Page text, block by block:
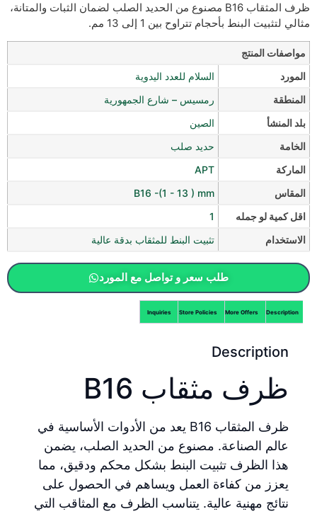
ظرف المثقاب B16 مصنوع من الحديد الصلب لضمان الثبات والمتانة،
مثالي لتثبيت البنط بأحجام تتراوح بين 1 إلى 13 مم.
طلب سعر و تواصل مع المورد
مواصفات المنتج
المورد
السلام للعدد اليدوية
المنطقة
رمسيس – شارع الجمهورية
بلد المنشأ
الصين
الخامة
حديد صلب
الماركة
APT
المقاس
B16 -(1 - 13 ) mm
اقل كمية لو جمله
1
الاستخدام
تثبيت البنط للمثقاب بدقة عالية
Description
More Offers
Store Policies
Inquiries
Description
ظرف مثقاب B16
ظرف المثقاب B16 يعد من الأدوات الأساسية في
عالم الصناعة. مصنوع من الحديد الصلب، يضمن
هذا الظرف تثبيت البنط بشكل محكم ودقيق، مما
يعزز من كفاءة العمل ويساهم في الحصول على
نتائج مهنية عالية. يتناسب الظرف مع المثاقب التي